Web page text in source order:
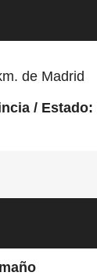
de Madrid
/ Estado: